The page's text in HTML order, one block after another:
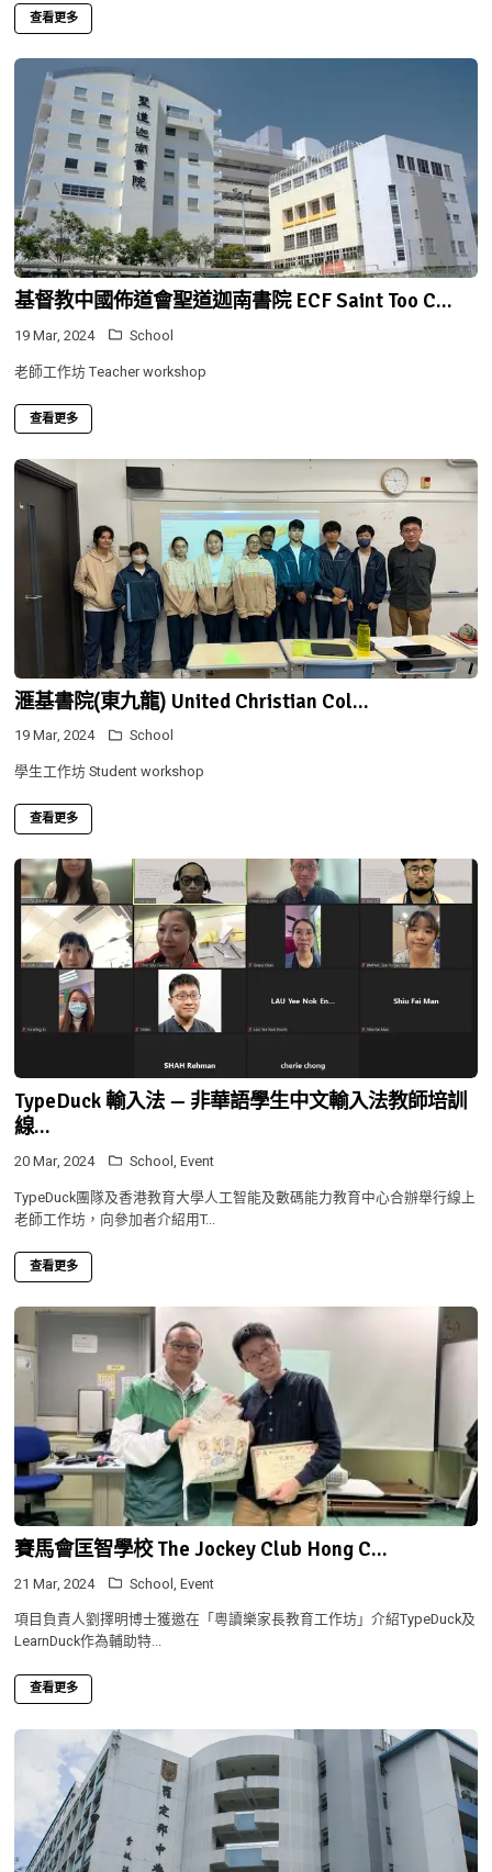
查看更多
基督教中國佈道會聖道迦南書院 ECF Saint Too C...
19 Mar, 2024
School
老師工作坊 Teacher workshop
查看更多
滙基書院(東九龍) United Christian Col...
19 Mar, 2024
School
學生工作坊 Student workshop
查看更多
TypeDuck 輸入法 — 非華語學生中文輸入法教師培訓
線...
20 Mar, 2024 School, Event
TypeDuck團隊及香港教育大學人工智能及數碼能力教育中心合辦舉行線上
老師工作坊，向參加者介紹用T...
查看更多
賽馬會匡智學校 The Jockey Club Hong C...
21 Mar, 2024 School, Event
項目負責人劉擇明博士獲邀在「粵讀樂家長教育工作坊」介紹TypeDuck及
LearnDuck作為輔助特...
查看更多